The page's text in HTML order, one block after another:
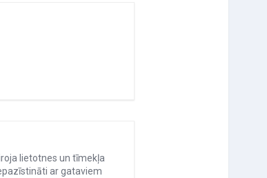
lietotnes un tīmekļa
ar gataviem